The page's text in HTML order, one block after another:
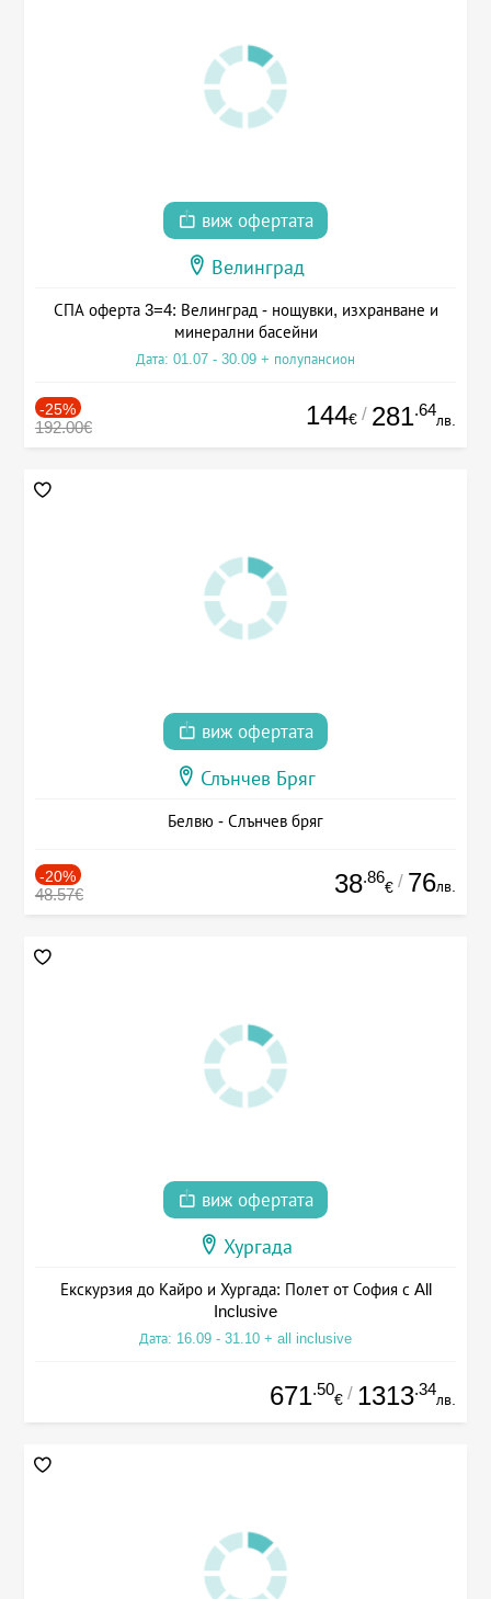
виж офертата
Велинград
СПА оферта 3=4: Велинград - нощувки, изхранване и
минерални басейни
Дата: 01.07 - 30.09 + полупансион
-25%
192.00€ 144€ / 281.64
лв.
виж офертата
Слънчев Бряг
Белвю - Слънчев бряг
-20%
48.57€ 38.86
€ / 76лв.
виж офертата
Хургада
Екскурзия до Кайро и Хургада: Полет от София с All
Inclusive
Дата: 16.09 - 31.10 + all inclusive
671.50
€ / 1313.34
лв.